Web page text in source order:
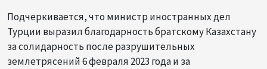
Подчеркивается, что министр иностранных дел
Турции выразил благодарность братскому Казахстану
за солидарность после разрушительных
землетрясений 6 февраля 2023 года и за